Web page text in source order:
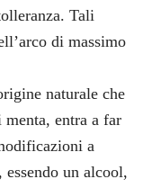
Tali
di massimo
naturale che
menta, entra a far
a
un alcool,